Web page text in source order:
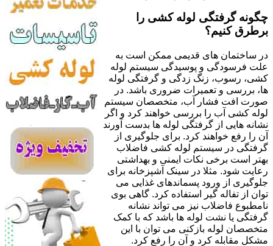
چگونه گرفتگی لوله کشی را
برطرق کنیم؟
در ساختمان های قدیمی ممکن است به
علت فرسودگی و پوسیدگی سیستم لوله
کشی، رسوب، زنگ زدگی و گرفتگی لوله
ها، بررسی و تعمیرات ضروری باشد. در
صورت افت فشار آب، متخصصان سیستم
لوله کشی آب را بررسی خواهند کرد و اگر
نشانه هایی از گرفتگی لوله ها بدست آورند
آن را رفع خواهند کرد. برای جلوگیری از
گرفتگی در سیستم لوله کشی فاضلاب
بهتر است برخی نکات ایمنی و بهداشتی
رعایت شود. مثلا در سینک آشپزخانه برای
جلوگیری از ورود پسماندهای غذایی می
توان از تفاله گیر استفاده کرد. گاهی بوی
نامطبوع فاضلاب نیز می تواند نشانه
گرفتگی یا نشت لوله ها باشد که با کمک
متخصصان لوله بازکنی می توان با این
مشکل مقابله کرد و آن را رفع کرد.